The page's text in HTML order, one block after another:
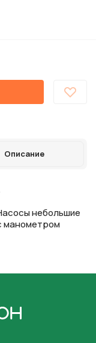
Описание
небольшие
манометром